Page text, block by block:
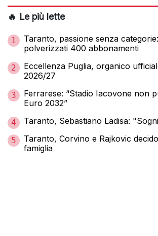
🔥 Le più lette
1
Taranto, passione senza
polverizzati 400 abbonamenti
2
Eccellenza Puglia, organico
2026/27
3
Ferrarese: “Stadio Iacovone non
Euro 2032”
4 Taranto, Sebastiano Ladisa:
5
Taranto, Corvino e Rajkovic
famiglia